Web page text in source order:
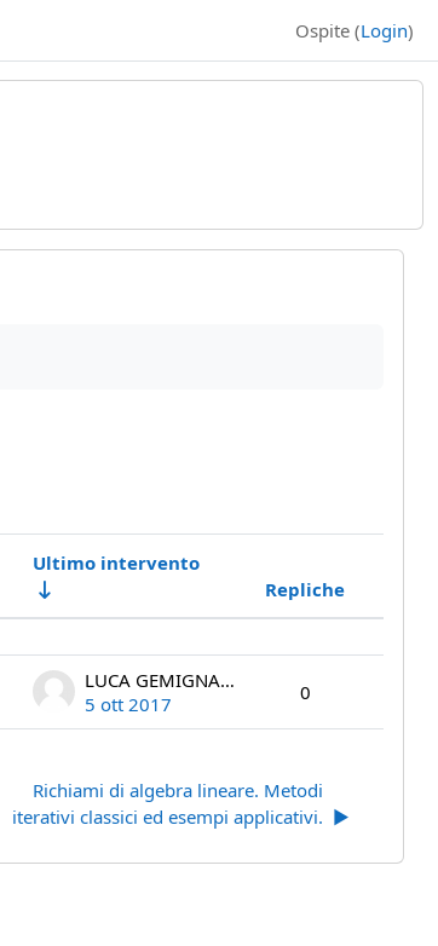
Ospite (Login)
Ultimo intervento
Repliche
Azioni
LUCA GEMIGNANI
5 ott 2017
0
Richiami di algebra lineare. Metodi
iterativi classici ed esempi applicativi.  ▶︎